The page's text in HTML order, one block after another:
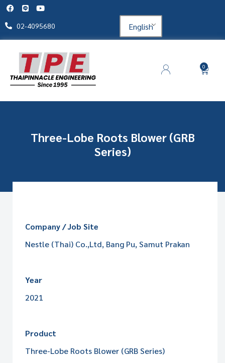
02-4095680 English
0
Three-Lobe Roots Blower (GRB
Series)
Company / Job Site
Nestle (Thai) Co.,Ltd, Bang Pu, Samut Prakan
Year
2021
Product
Three-Lobe Roots Blower (GRB Series)